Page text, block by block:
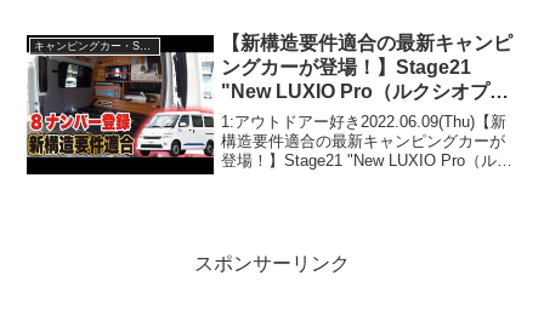
ウトドアー好き20...
キャンピングカー・SUV人気車種
【新構造要件適合の最新キャンピ
ングカーが登場！】Stage21
"New LUXIO Pro（ルクシオプ
ロ）"
1:アウトドアー好き2022.06.09(Thu)【新
構造要件適合の最新キャンピングカーが
登場！】Stage21 "New LUXIO Pro（ルク
スポンサーリンク